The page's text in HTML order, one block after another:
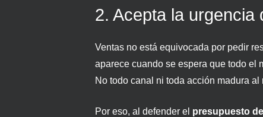
2. Acepta la
Ventas no está equivocada por pedir
aparece cuando se espera que todo el
No todo canal ni toda acción madura al
Por eso, al defender el presupuesto